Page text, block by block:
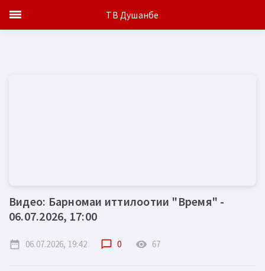
Видео: Барномаи иттилоотии "Время" -
06.07.2026, 17:00
date_range 06.07.2026, 19:42 chat_bubble_outline 0 remove_red_eye 67
ТВ Душанбе